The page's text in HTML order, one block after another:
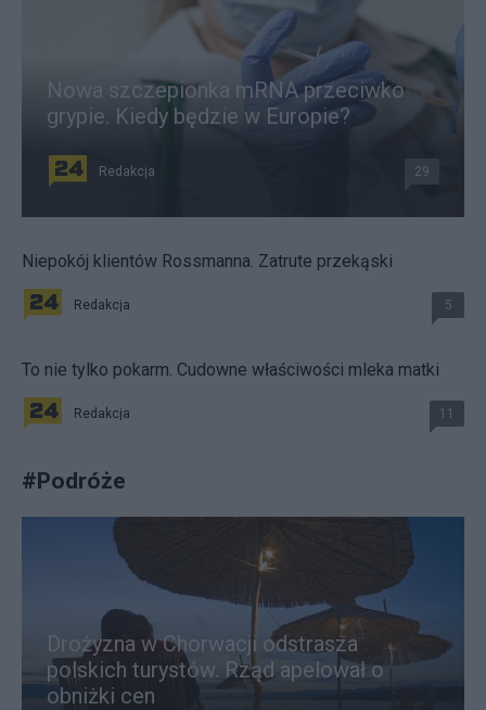
Nowa szczepionka mRNA przeciwko
grypie. Kiedy będzie w Europie?
Redakcja 29
Niepokój klientów Rossmanna. Zatrute przekąski
Redakcja 5
To nie tylko pokarm. Cudowne właściwości mleka matki
Redakcja 11
#Podróże
Drożyzna w Chorwacji odstrasza
polskich turystów. Rząd apelował o
obniżki cen